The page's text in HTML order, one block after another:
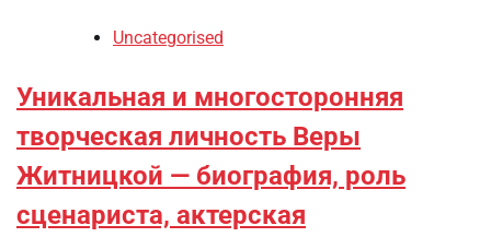
Uncategorised
Уникальная и многосторонняя
творческая личность Веры
Житницкой — биография, роль
сценариста, актерская